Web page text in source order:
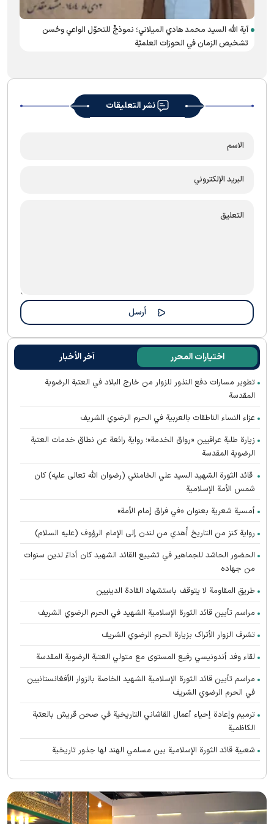
آية الله السيد محمد هادي الميلاني؛ نموذجٌ للتحوّل الواعي وحُسن
تشخيص الزمان في الحوزات العلميّة
نشر التعليقات
اختيارات المحرر آخر الأخبار
تطوير مسارات دفع النذور للزوار من خارج البلاد في العتبة الرضوية
المقدسة
عزاء النساء الناطقات بالعربية في الحرم الرضوي الشريف
زيارة طلبة عراقيين «رواق الخدمة»؛ رواية رائعة عن نطاق خدمات العتبة
الرضوية المقدسة
قائد الثورة الشهيد السيد علي الخامنئي (رضوان الله تعالى عليه) كان
شمس الأمة الإسلامية
أمسية شعرية بعنوان «في فراق إمام الأمة»
رواية كنز من التاريخ أُهدي من لندن إلى الإمام الرؤوف (عليه السلام)
الحضور الحاشد للجماهير في تشييع القائد الشهيد كان أداءً لدين سنوات
من جهاده
طريق المقاومة لا يتوقف باستشهاد القادة الدينيين
مراسم تأبين قائد الثورة الإسلامية الشهید في الحرم الرضوي الشریف
تشرف الزوار الأتراک بزیارة الحرم الرضوي الشریف
لقاء وفد أندونیسي رفيع المستوى مع متولي العتبة الرضوية المقدسة
مراسم تأبین قائد الثورة الإسلامية الشهيد الخاصة بالزوار الأفغانستانیین
في الحرم الرضوي الشریف
ترميم وإعادة إحياء أعمال القاشاني التاريخية في صحن قريش بالعتبة
الكاظمية
شعبية قائد الثورة الإسلامية بين مسلمي الهند لها جذور تاريخية
رواق الغدير يستضيف محبي القائد الشهيد الأفغانستانیین